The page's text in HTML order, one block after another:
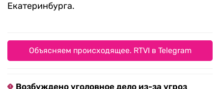
Екатеринбурга.
Объясняем происходящее. RTVI в Telegram
Возбуждено уголовное дело из-за угроз